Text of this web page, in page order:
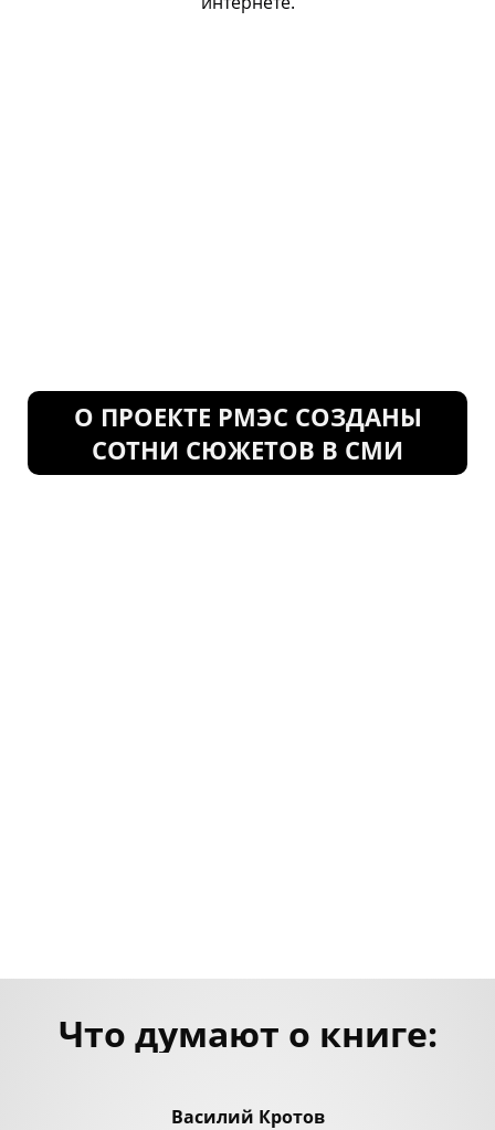
О ПРОЕКТЕ РМЭС СОЗДАНЫ
СОТНИ СЮЖЕТОВ В СМИ
Что думают о книге:
Василий Кротов